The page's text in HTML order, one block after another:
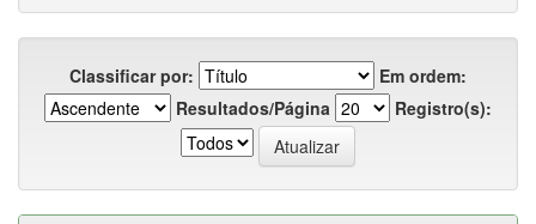
Classificar por:
Em ordem:
Resultados/Página
Registro(s):